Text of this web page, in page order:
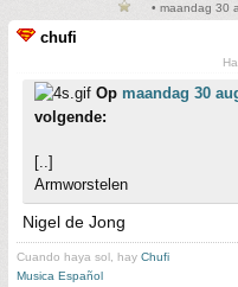
• maandag 30
chufi
Op maandag 30
volgende:
[..]
Armworstelen
Nigel de Jong
Cuando haya sol, hay Chufi
Musica Español